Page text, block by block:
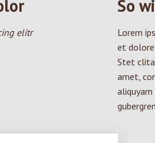
elitr
So
Lorem
et dolore
Stet clita
amet,